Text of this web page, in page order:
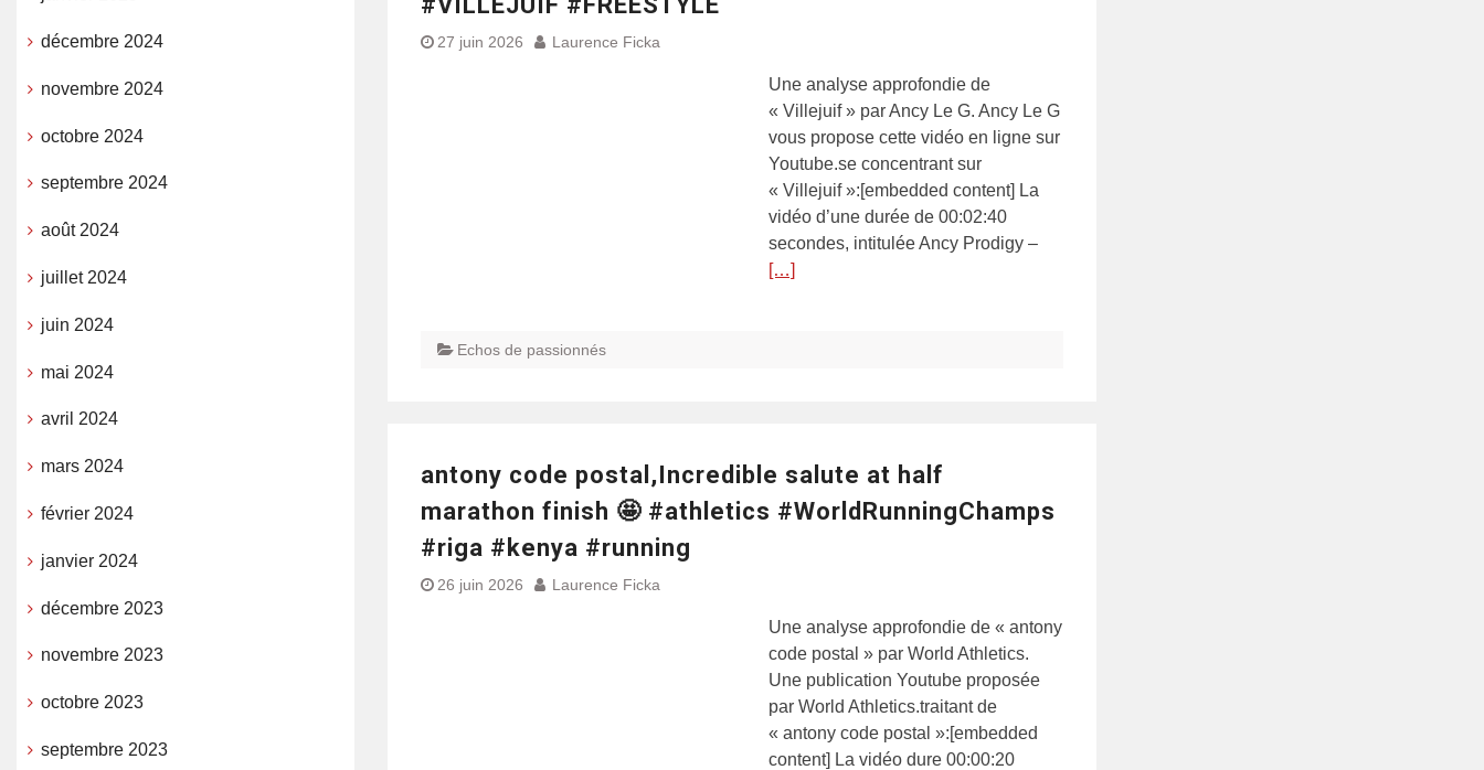
27 juin 2026 Laurence Ficka
Une analyse approfondie de
« Villejuif » par Ancy Le G. Ancy Le G
vous propose cette vidéo en ligne sur
Youtube.se concentrant sur
« Villejuif »:[embedded content] La
vidéo d’une durée de 00:02:40
secondes, intitulée Ancy Prodigy –
[…]
Echos de passionnés
antony code postal,Incredible salute at half
marathon finish 🤩 #athletics #WorldRunningChamps
#riga #kenya #running
26 juin 2026 Laurence Ficka
Une analyse approfondie de « antony
code postal » par World Athletics.
Une publication Youtube proposée
par World Athletics.traitant de
« antony code postal »:[embedded
content] La vidéo dure 00:00:20
décembre 2024
novembre 2024
octobre 2024
septembre 2024
août 2024
juillet 2024
juin 2024
mai 2024
avril 2024
mars 2024
février 2024
janvier 2024
décembre 2023
novembre 2023
octobre 2023
septembre 2023